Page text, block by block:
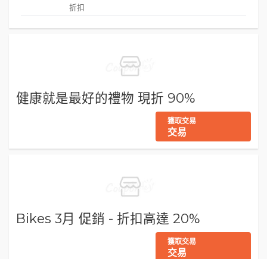
折扣
健康就是最好的禮物 現折 90%
獲取交易
交易
Bikes 3月 促銷 - 折扣高達 20%
獲取交易
交易